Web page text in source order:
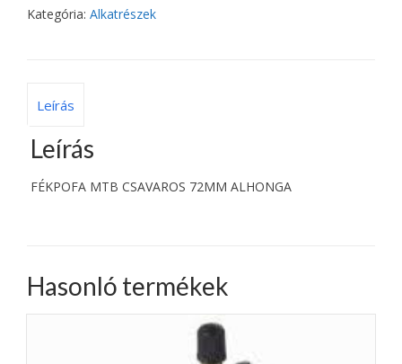
Kategória: Alkatrészek
Leírás
Leírás
FÉKPOFA MTB CSAVAROS 72MM ALHONGA
Hasonló termékek